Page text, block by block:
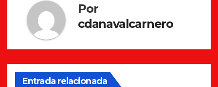
Por
cdanavalcarnero
Entrada relacionada